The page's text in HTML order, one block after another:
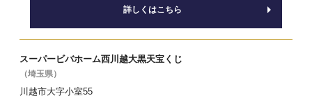
詳しくはこちら
スーパービバホーム西川越大黒天宝くじ
（埼玉県）
川越市大字小室55